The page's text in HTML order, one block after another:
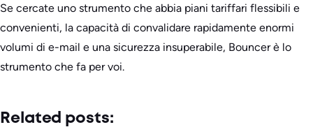
Se cercate uno strumento che abbia piani tariffari flessibili e
convenienti, la capacità di convalidare rapidamente enormi
volumi di e-mail e una sicurezza insuperabile, Bouncer è lo
strumento che fa per voi.
Related posts: